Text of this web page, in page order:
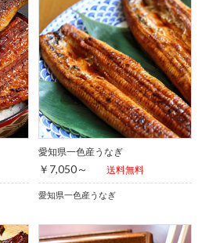
愛知県一色産うなぎ
￥7,050～ 送料無料
愛知県一色産うなぎ